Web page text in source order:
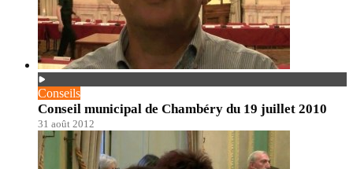
Conseils
Conseil municipal de Chambéry du 19 juillet 2010
31 août 2012